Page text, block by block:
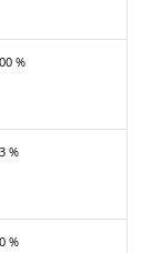
%
%
%